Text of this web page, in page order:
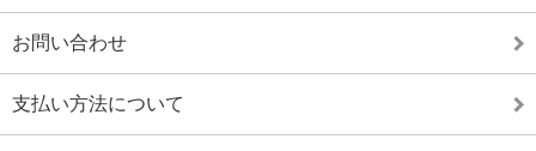
お問い合わせ
支払い方法について